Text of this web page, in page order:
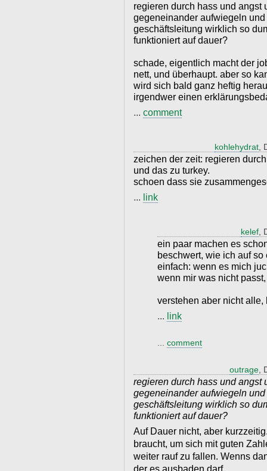
regieren durch hass und angst
gegeneinander aufwiegeln
geschäftsleitung wirklich so
funktioniert auf dauer?
schade, eigentlich macht der
nett, und überhaupt. aber so
wird sich bald ganz heftig
irgendwer einen
... comment
kohlehydrat
zeichen der zeit: regieren
und das zu turkey.
schoen dass sie
... link
kelef
ein paar machen es
beschwert, wie ich auf
einfach: wenn es mich
wenn mir was nicht
verstehen aber nicht alle,
... link
comment
outrage
regieren durch hass und angst
gegeneinander aufwiegeln
geschäftsleitung wirklich so
funktioniert auf dauer?
Auf Dauer nicht, aber
braucht, um sich mit guten
weiter rauf zu fallen. Wenns
der es ausbaden darf.